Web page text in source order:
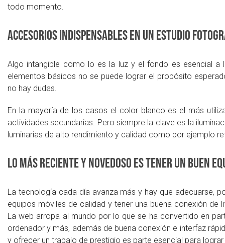
todo momento.
Accesorios indispensables en un estudio
Algo intangible como lo es la luz y el fondo es esencial
elementos básicos no se puede lograr el propósito
no hay dudas.
En la mayoría de los casos el color blanco es el más
actividades secundarias. Pero siempre la clave es la
luminarias de alto rendimiento y calidad como por ejemplo
Lo más reciente y novedoso es tener un buen
La tecnología cada día avanza más y hay que adecuarse,
equipos móviles de calidad y tener una buena conexión
La web arropa al mundo por lo que se ha convertido en
ordenador y más, además de buena conexión e interfaz
y ofrecer un trabajo de prestigio es parte esencial para